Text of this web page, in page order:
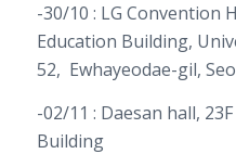
-30/10 : LG Convention
Education Building,
52, Ewhayeodae-gil,
-02/11 : Daesan hall,
Building